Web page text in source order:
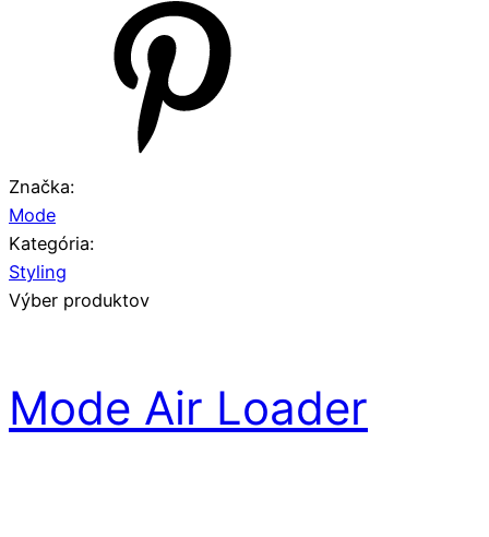
Značka:
Mode
Kategória:
Styling
Výber produktov
Mode Air Loader